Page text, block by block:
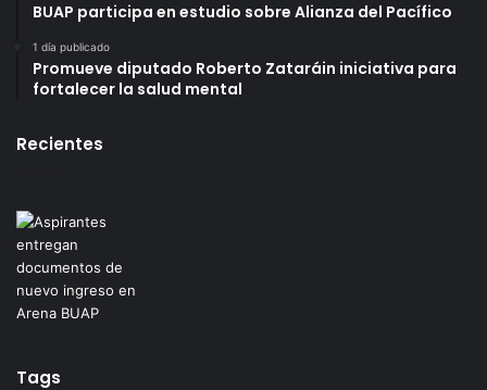
BUAP participa en estudio sobre Alianza del Pacífico
1 día publicado
Promueve diputado Roberto Zataráin iniciativa para
fortalecer la salud mental
Recientes
Tags